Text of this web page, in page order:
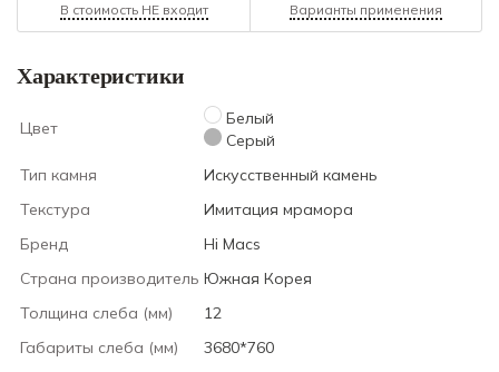
В стоимость НЕ входит Варианты применения
Характеристики
Цвет
Белый
Серый
Тип камня
Искусственный камень
Текстура
Имитация мрамора
Бренд
Hi Macs
Страна производитель Южная Корея
Толщина слеба (мм)
12
Габариты слеба (мм)
3680*760